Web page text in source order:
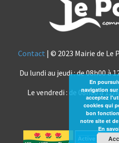
Contact | © 2023 Mairie de Le
Du lundi au jeudi : de 08h00 à
Le vendredi : de 08h00 à
En
navigation
acceptez
cookies qui
bon
notre site et
En